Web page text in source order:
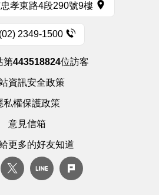
孝東路4段290號9樓
(02) 2349-1500
第443518824位訪客
資訊安全政策
私權保護政策
意見信箱
更多的好友知道